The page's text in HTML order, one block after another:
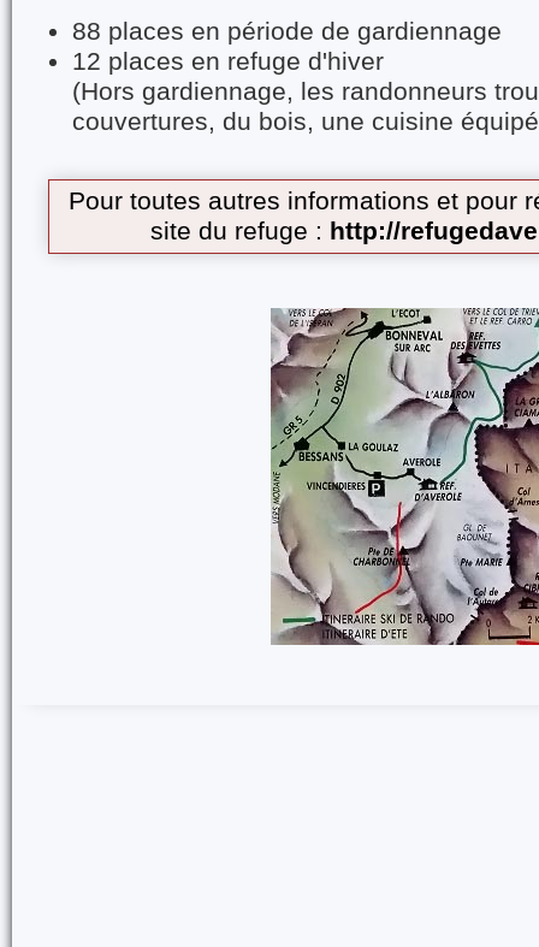
88 places en période de gardiennage
12 places en refuge d'hiver
(Hors gardiennage, les randonneurs
couvertures, du bois, une cuisine
Pour toutes autres informations et pour
site du refuge : http://